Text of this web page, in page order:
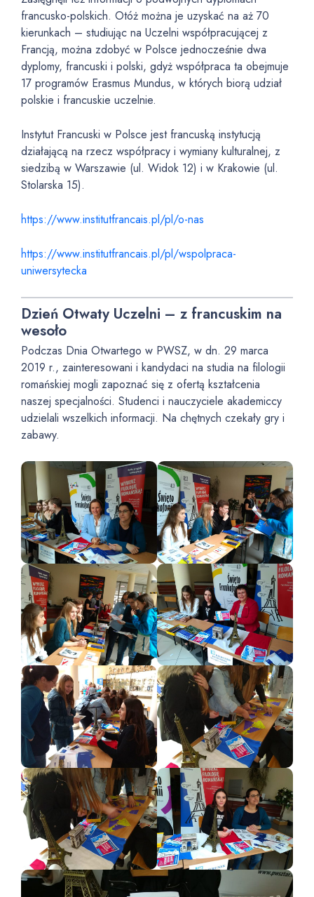
francusko-polskich. Otóż można je uzyskać na aż 70
kierunkach – studiując na Uczelni współpracującej z
Francją, można zdobyć w Polsce jednocześnie dwa
dyplomy, francuski i polski, gdyż współpraca ta obejmuje
17 programów Erasmus Mundus, w których biorą udział
polskie i francuskie uczelnie.
Instytut Francuski w Polsce jest francuską instytucją
działającą na rzecz współpracy i wymiany kulturalnej, z
siedzibą w Warszawie (ul. Widok 12) i w Krakowie (ul.
Stolarska 15).
https://www.institutfrancais.pl/pl/o-nas
https://www.institutfrancais.pl/pl/wspolpraca-
uniwersytecka
Dzień Otwaty Uczelni – z francuskim na
wesoło
Podczas Dnia Otwartego w PWSZ, w dn. 29 marca
2019 r., zainteresowani i kandydaci na studia na filologii
romańskiej mogli zapoznać się z ofertą kształcenia
naszej specjalności. Studenci i nauczyciele akademiccy
udzielali wszelkich informacji. Na chętnych czekały gry i
zabawy.